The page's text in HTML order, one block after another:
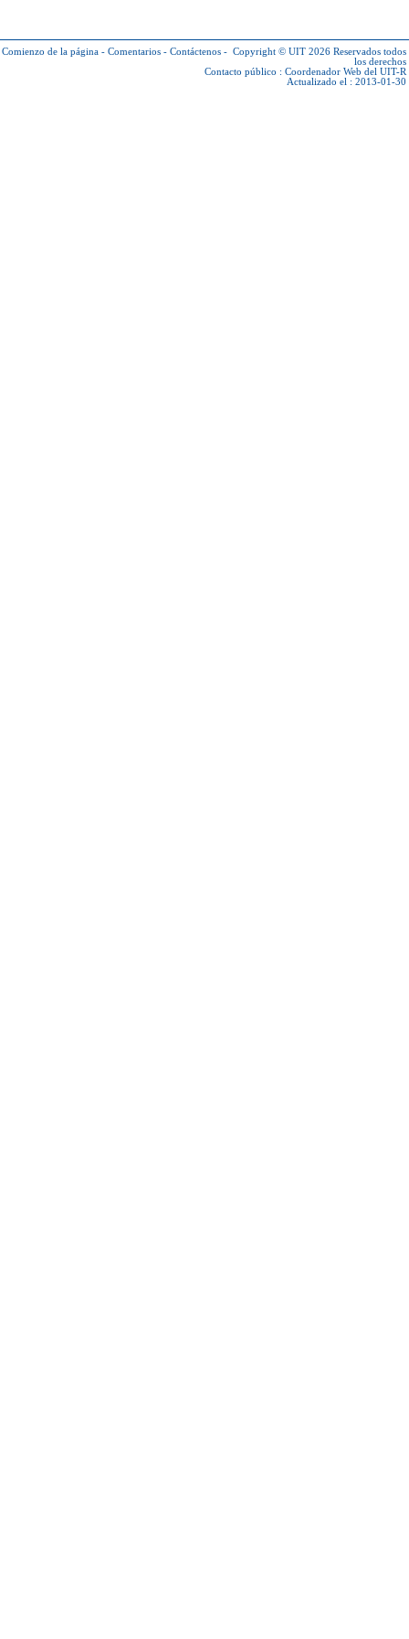
Comienzo de la página - Comentarios - Contáctenos - Copyright © UIT 2026 Reservados todos
los derechos
Contacto público : Coordenador Web del UIT-R
Actualizado el : 2013-01-30